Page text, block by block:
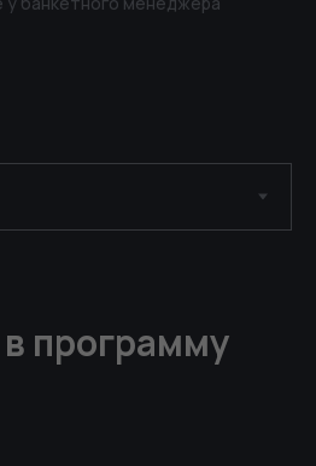
программу